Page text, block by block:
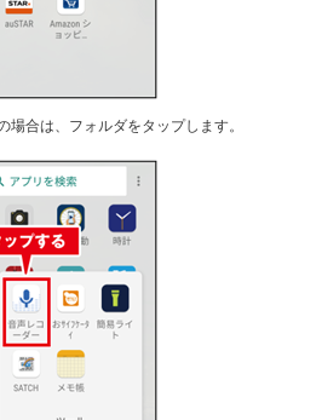
合は、フォルダをタップします。